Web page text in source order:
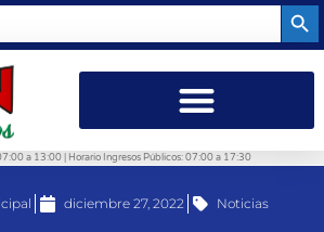
a 13:00 | Horario Ingresos Públicos: 07:00 a 17:30
diciembre 27, 2022 Noticias